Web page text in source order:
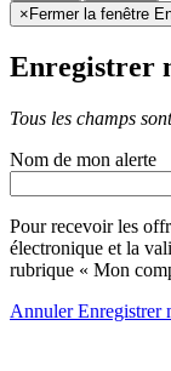
× Fermer la fenêtre
Enregistrer
Tous les champs
Nom de mon alerte
Pour recevoir les
électronique et la
rubrique « Mon
AnnulerEnregistrer